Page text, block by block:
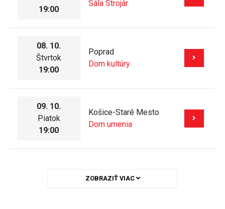
19:00
Sála Strojár
08. 10.
Štvrtok
19:00
Poprad
Dom kultúry
09. 10.
Piatok
19:00
Košice-Staré Mesto
Dom umenia
ZOBRAZIŤ VIAC